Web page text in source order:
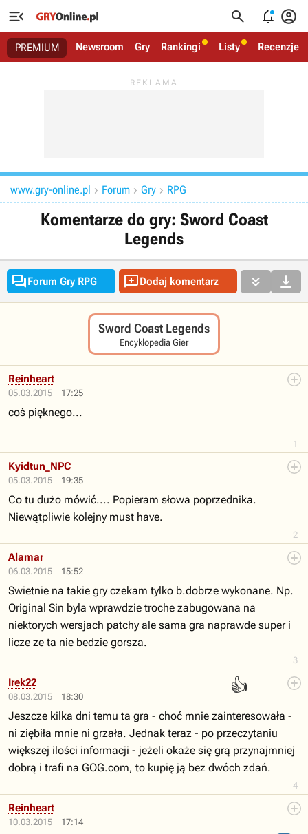
   
PREMIUM Newsroom Gry Rankingi Listy Recenzje
www.gry-online.pl  Forum  Gry  RPG
Komentarze do gry: Sword Coast
Legends
Forum Gry RPG Dodaj komentarz  
Sword Coast Legends
Encyklopedia Gier
05.03.2015 17:25
1
Reinheart
coś pięknego...
05.03.2015 19:35
2
Kyidtun_NPC
Co tu dużo mówić.... Popieram słowa poprzednika.
Niewątpliwie kolejny must have.
06.03.2015 15:52
3
Alamar
Swietnie na takie gry czekam tylko b.dobrze wykonane. Np.
Original Sin byla wprawdzie troche zabugowana na
niektorych wersjach patchy ale sama gra naprawde super i
licze ze ta nie bedzie gorsza.
08.03.2015 18:30
👍
4
Irek22
Jeszcze kilka dni temu ta gra - choć mnie zainteresowała -
ni ziębiła mnie ni grzała. Jednak teraz - po przeczytaniu
większej ilości informacji - jeżeli okaże się grą przynajmniej
dobrą i trafi na GOG.com, to kupię ją bez dwóch zdań.
10.03.2015 17:14
Reinheart